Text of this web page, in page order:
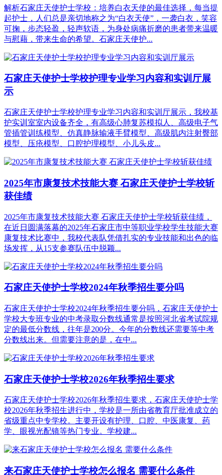
解析石家庄天使护士学校：培养白衣天使的最佳选择，每当提
起护士，人们总是亲切地称之为“白衣天使”，一袭白衣，笑容
可掬，步态轻盈，轻声软语，为身处病痛折磨的患者带来温暖
与慰藉，带来生命的希望。石家庄天使护...
石家庄天使护士学校护理专业学习内容和实训厅展
示
石家庄天使护士学校护理专业学习内容和实训厅展示，我校基
护实训室室内设备齐全，有高级心肺复苏模拟人、高级电子气
管插管训练模型、仿真静脉输液手臂模型、高级肌内注射臀部
模型、压疮模型、口腔护理模型、小儿头皮...
2025年市康复技术技能大赛 石家庄天使护士学校斩
获佳绩
2025年市康复技术技能大赛 石家庄天使护士学校斩获佳绩，
在近日圆满落幕的2025年石家庄市中等职业学校学生技能大赛
康复技术比赛中，我校代表队凭借扎实的专业技能和出色的临
场发挥，从15支参赛队伍中脱颖...
石家庄天使护士学校2024年秋季招生要分吗
石家庄天使护士学校2024年秋季招生要分吗，石家庄天使护士
学校大专班专业的中考录取分数线通常是按照河北省考试院规
定的最低分数线，往年是200分。今年的分数线还需要等中考
分数线出来。但需要注意的是，在中...
石家庄天使护士学校2026年秋季招生要求
石家庄天使护士学校2026年秋季招生要求，石家庄天使护士学
校2026年秋季招生进行中，学校是一所由省教育厅批准成立的
省级重点中专学校。主要开设有护理、口腔、中医康复、药
学、眼视光配镜等热门专业。学校建...
来石家庄天使护士学校怎么报名 需要什么条件